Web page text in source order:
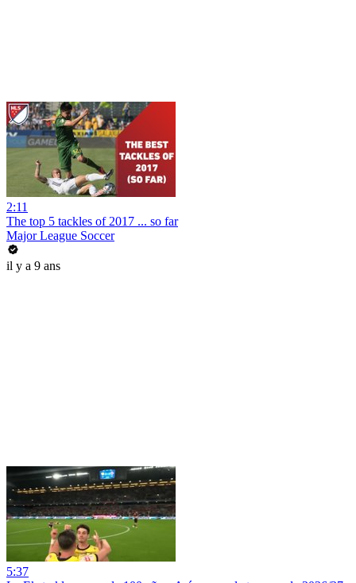
2:11
The top 5 tackles of 2017 ... so far
Major League Soccer
il y a 9 ans
5:37